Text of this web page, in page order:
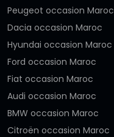
Peugeot occasion Maroc
Dacia occasion Maroc
Hyundai occasion Maroc
Ford occasion Maroc
Fiat occasion Maroc
Audi occasion Maroc
BMW occasion Maroc
Citroën occasion Maroc